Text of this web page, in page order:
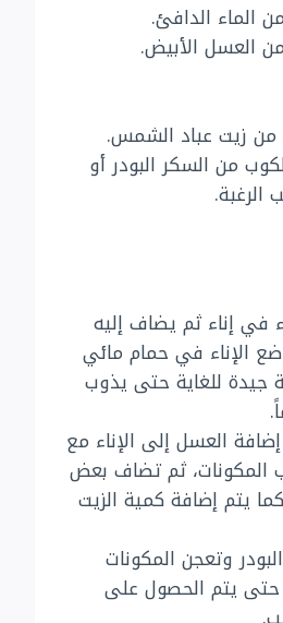
الماء الدافئ.
العسل الأبيض.
من زيت عباد الشمس.
من السكر البودر أو
في إناء ثم يضاف إليه
الإناء في حمام مائي
جيدة للغاية حتى يذوب
العسل إلى الإناء مع
المكونات، ثم تضاف بعض
يتم إضافة كمية الزيت
وتعجن المكونات
يتم الحصول على